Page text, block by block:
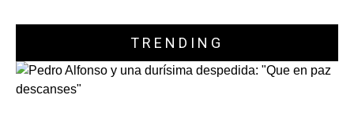
TRENDING